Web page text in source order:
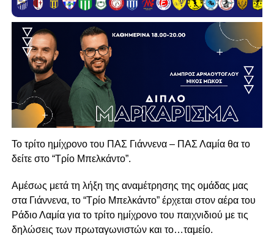
Το τρίτο ημίχρονο του ΠΑΣ Γιάννενα – ΠΑΣ Λαμία θα το
δείτε στο “Τρίο Μπελκάντο”.
Αμέσως μετά τη λήξη της αναμέτρησης της ομάδας μας
στα Γιάννενα, το “Τρίο Μπελκάντο” έρχεται στον αέρα του
Ράδιο Λαμία για το τρίτο ημίχρονο του παιχνιδιού με τις
δηλώσεις των πρωταγωνιστών και το…ταμείο.